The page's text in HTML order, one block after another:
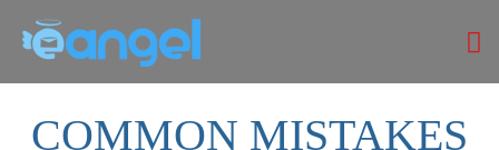
COMMON MISTAKES